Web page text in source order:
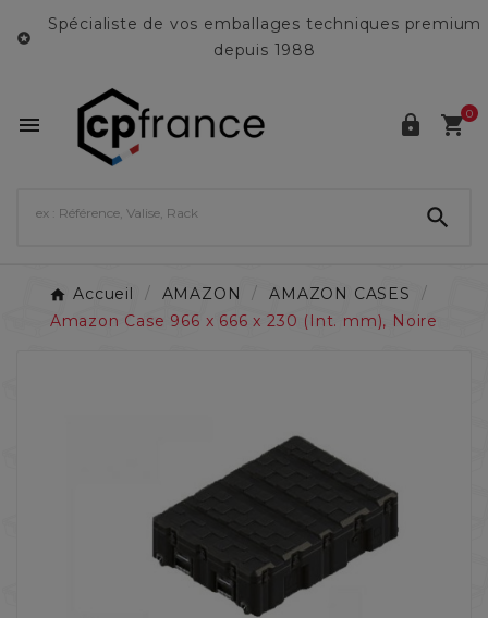

Spécialiste de vos emballages techniques premium
depuis 1988
  0

Accueil AMAZON
AMAZON CASES
Amazon Case 966 x 666 x 230 (Int. mm), Noire